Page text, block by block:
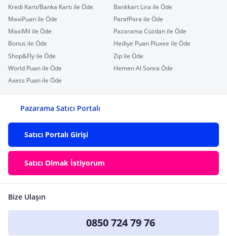
Kredi Kartı/Banka Kartı ile Öde
Bankkart Lira ile Öde
MaxiPuan ile Öde
ParafPara ile Öde
MaxiMil ile Öde
Pazarama Cüzdan ile Öde
Bonus ile Öde
Hediye Puan Pluxee ile Öde
Shop&Fly ile Öde
Zip ile Öde
World Puan ile Öde
Hemen Al Sonra Öde
Axess Puan ile Öde
Pazarama Satıcı Portalı
Satıcı Portalı Girişi
Satıcı Olmak İstiyorum
Bize Ulaşın
0850 724 79 76